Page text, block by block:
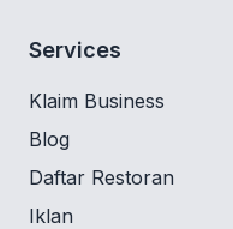
Services
Klaim Business
Blog
Daftar Restoran
Iklan